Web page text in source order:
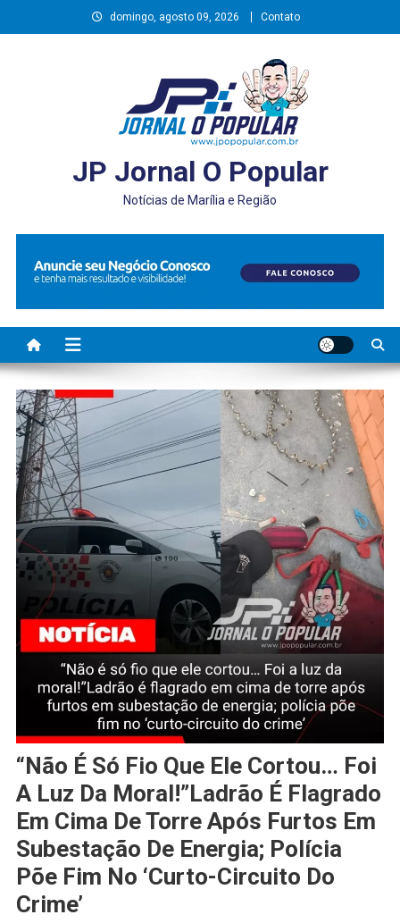
to
domingo, agosto 09, 2026 Contato
JP Jornal O Popular
Notícias de Marília e Região
“Não É Só Fio Que Ele Cortou… Foi
A Luz Da Moral!”Ladrão É Flagrado
Em Cima De Torre Após Furtos Em
Subestação De Energia; Polícia
Põe Fim No ‘curto-Circuito Do
Crime’